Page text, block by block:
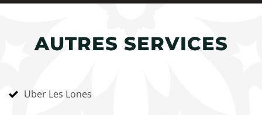
AUTRES SERVICES
Uber Les Lones